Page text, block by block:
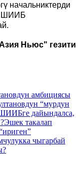
начальниктерди
ШИИБ
Ньюс" гезити
амбициясы
“мурдун
дайындалса,
Эшек такалап
чыгарбай